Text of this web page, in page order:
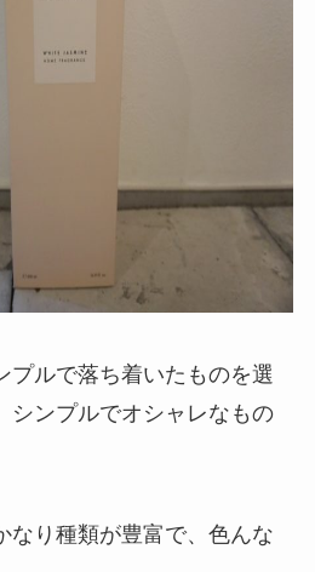
プルで落ち着いたものを選
シンプルでオシャレなもの
なり種類が豊富で、色んな